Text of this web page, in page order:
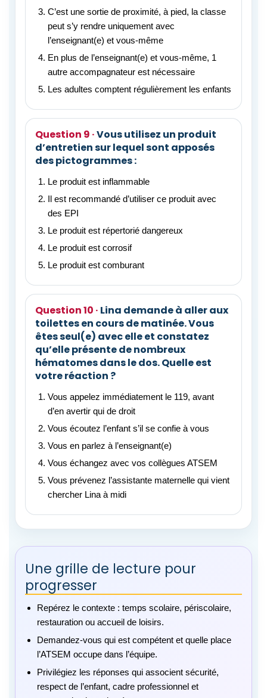
C’est une sortie de proximité, à pied, la classe
peut s’y rendre uniquement avec
l’enseignant(e) et vous-même
En plus de l’enseignant(e) et vous-même, 1
autre accompagnateur est nécessaire
Les adultes comptent régulièrement les enfants
Vous utilisez un produit
d’entretien sur lequel sont apposés
des pictogrammes :
Le produit est inflammable
Il est recommandé d’utiliser ce produit avec
des EPI
Le produit est répertorié dangereux
Le produit est corrosif
Le produit est comburant
Lina demande à aller aux
toilettes en cours de matinée. Vous
êtes seul(e) avec elle et constatez
qu’elle présente de nombreux
hématomes dans le dos. Quelle est
votre réaction ?
Vous appelez immédiatement le 119, avant
d’en avertir qui de droit
Vous écoutez l’enfant s’il se confie à vous
Vous en parlez à l’enseignant(e)
Vous échangez avec vos collègues ATSEM
Vous prévenez l’assistante maternelle qui vient
chercher Lina à midi
Une grille de lecture pour
progresser
Repérez le contexte : temps scolaire, périscolaire,
restauration ou accueil de loisirs.
Demandez-vous qui est compétent et quelle place
l’ATSEM occupe dans l’équipe.
Privilégiez les réponses qui associent sécurité,
respect de l’enfant, cadre professionnel et